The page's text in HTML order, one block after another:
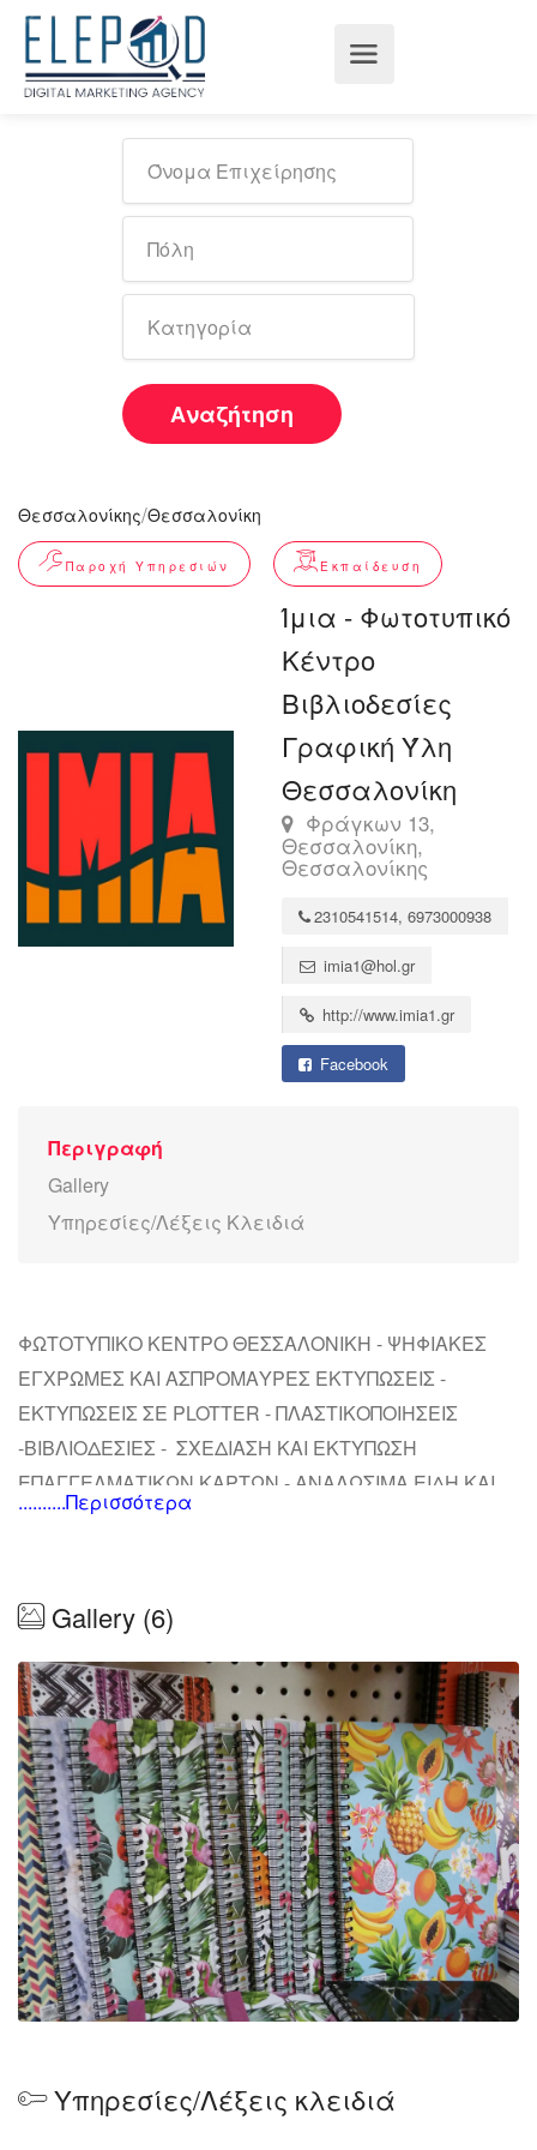
Αναζήτηση
Θεσσαλονίκης/Θεσσαλονίκη
Παροχή Υπηρεσιών Εκπαίδευση
Ίμια - Φωτοτυπικό
Κέντρο
Βιβλιοδεσίες
Γραφική Ύλη
Θεσσαλονίκη
Φράγκων 13,
Θεσσαλονίκη,
Θεσσαλονίκης
2310541514, 6973000938
imia1@hol.gr
http://www.imia1.gr
Facebook
Περιγραφή
Gallery
Υπηρεσίες/Λέξεις Κλειδιά
ΦΩΤΟΤΥΠΙΚΟ ΚΕΝΤΡΟ ΘΕΣΣΑΛΟΝΙΚΗ - ΨΗΦΙΑΚΕΣ
ΕΓΧΡΩΜΕΣ ΚΑΙ ΑΣΠΡΟΜΑΥΡΕΣ ΕΚΤΥΠΩΣΕΙΣ -
ΕΚΤΥΠΩΣΕΙΣ ΣΕ PLOTTER - ΠΛΑΣΤΙΚΟΠΟΙΗΣΕΙΣ
-ΒΙΒΛΙΟΔΕΣΙΕΣ - ΣΧΕΔΙΑΣΗ ΚΑΙ ΕΚΤΥΠΩΣΗ
ΕΠΑΓΓΕΛΜΑΤΙΚΩΝ ΚΑΡΤΩΝ - ΑΝΑΛΩΣΙΜΑ ΕΙΔΗ ΚΑΙ
ΓΡΑΦΙΚΗ ΥΛΗ - ΜΕΛΑΝΙΑ ΤΟΝΕΡ - ΜΕΤΑΦΡΑΣΕΙΣ ΣΕ
..........Περισσότερα
Gallery (6)
Υπηρεσίες/Λέξεις κλειδιά